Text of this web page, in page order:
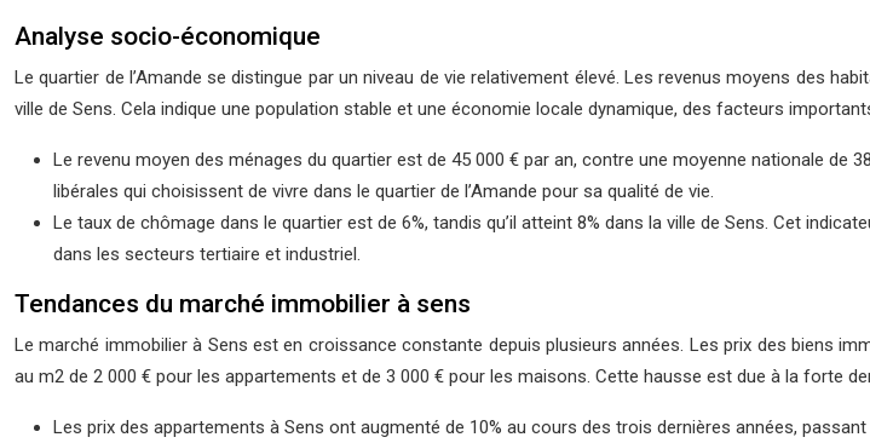
Analyse socio-économique
Le quartier de l’Amande se distingue par un niveau de vie relativement élevé. Les revenus moyens des
ville de Sens. Cela indique une population stable et une économie locale dynamique, des facteurs
Le revenu moyen des ménages du quartier est de 45 000 € par an, contre une moyenne nationale
libérales qui choisissent de vivre dans le quartier de l’Amande pour sa qualité de vie.
Le taux de chômage dans le quartier est de 6%, tandis qu’il atteint 8% dans la ville de Sens. Cet
dans les secteurs tertiaire et industriel.
Tendances du marché immobilier à sens
Le marché immobilier à Sens est en croissance constante depuis plusieurs années. Les prix des biens
au m2 de 2 000 € pour les appartements et de 3 000 € pour les maisons. Cette hausse est due à la forte
Les prix des appartements à Sens ont augmenté de 10% au cours des trois dernières années,